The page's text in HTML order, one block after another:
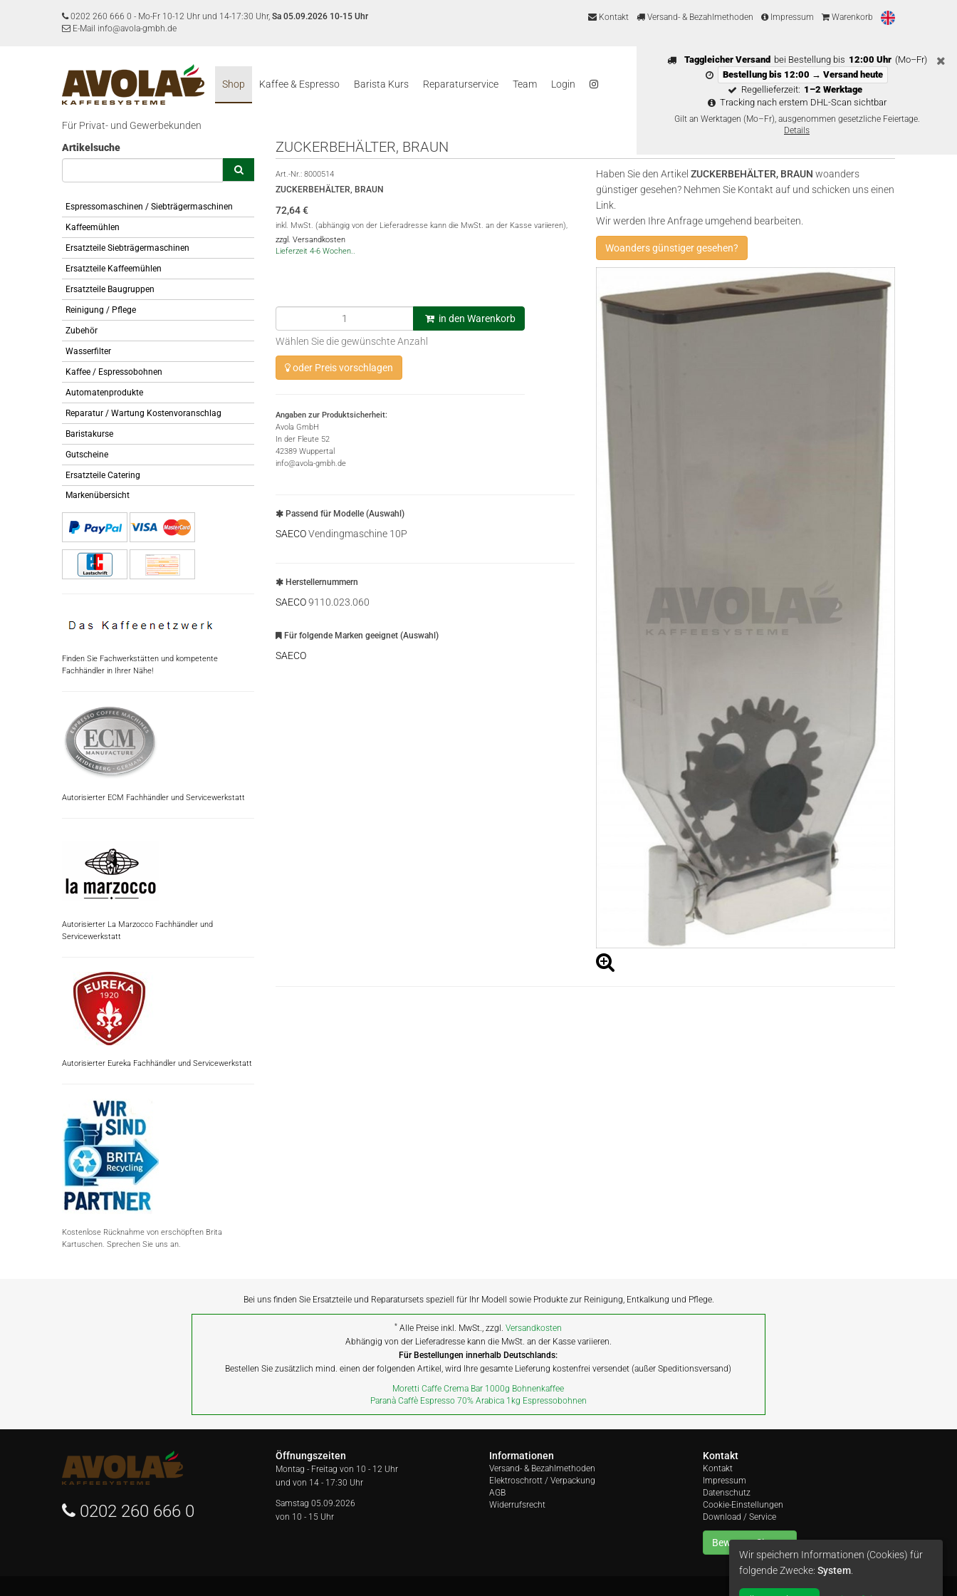
0202 260 666 0 - Mo-Fr 10-12 Uhr und 14-17:30 Uhr, Sa 05.09.2026 10-15 Uhr
E-Mail info@avola-gmbh.de
Kontakt Versand- & Bezahlmethoden Impressum Warenkorb
Taggleicher Versand bei Bestellung bis 12:00 Uhr (Mo–Fr)
Bestellung bis 12:00 → Versand heute
Regellieferzeit: 1–2 Werktage
Tracking nach erstem DHL-Scan sichtbar
Gilt an Werktagen (Mo–Fr), ausgenommen gesetzliche Feiertage.
Details
Shop Kaffee & Espresso Barista Kurs Reparaturservice Team Login
Für Privat- und Gewerbekunden
Artikelsuche
Espressomaschinen / Siebträgermaschinen
Kaffeemühlen
Ersatzteile Siebträgermaschinen
Ersatzteile Kaffeemühlen
Ersatzteile Baugruppen
Reinigung / Pflege
Zubehör
Wasserfilter
Kaffee / Espressobohnen
Automatenprodukte
Reparatur / Wartung Kostenvoranschlag
Baristakurse
Gutscheine
Ersatzteile Catering
Markenübersicht
Finden Sie Fachwerkstätten und kompetente
Fachhändler in Ihrer Nähe!
Autorisierter ECM Fachhändler und Servicewerkstatt
Autorisierter La Marzocco Fachhändler und
Servicewerkstatt
Autorisierter Eureka Fachhändler und Servicewerkstatt
Kostenlose Rücknahme von erschöpften Brita
Kartuschen. Sprechen Sie uns an.
ZUCKERBEHÄLTER, BRAUN
Art.-Nr.: 8000514
ZUCKERBEHÄLTER, BRAUN
72,64€
inkl. MwSt. (abhängig von der Lieferadresse kann die MwSt. an der Kasse variieren),
zzgl. Versandkosten
Lieferzeit 4-6 Wochen..
in den Warenkorb
Wählen Sie die gewünschte Anzahl
oder Preis vorschlagen
Angaben zur Produktsicherheit:
Avola GmbH
In der Fleute 52
42389 Wuppertal
info@avola-gmbh.de
Passend für Modelle (Auswahl)
SAECOVendingmaschine 10P
Herstellernummern
SAECO9110.023.060
Für folgende Marken geeignet (Auswahl)
SAECO
Haben Sie den Artikel ZUCKERBEHÄLTER, BRAUN woanders
günstiger gesehen? Nehmen Sie Kontakt auf und schicken uns einen
Link.
Wir werden Ihre Anfrage umgehend bearbeiten.
Woanders günstiger gesehen?
Bei uns finden Sie Ersatzteile und Reparatursets speziell für Ihr Modell sowie Produkte zur Reinigung, Entkalkung und Pflege.
* Alle Preise inkl. MwSt., zzgl.Versandkosten
Abhängig von der Lieferadresse kann die MwSt. an der Kasse variieren.
Für Bestellungen innerhalb Deutschlands:
Bestellen Sie zusätzlich mind. einen der folgenden Artikel, wird Ihre gesamte Lieferung kostenfrei versendet (außer Speditionsversand)
Moretti Caffe Crema Bar 1000g Bohnenkaffee
Paranà Caffè Espresso 70% Arabica 1kg Espressobohnen
0202 260 666 0
Öffnungszeiten
Montag - Freitag von 10 - 12 Uhr
und von 14 - 17:30 Uhr
Samstag 05.09.2026
von 10 - 15 Uhr
Informationen
Versand- & Bezahlmethoden
Elektroschrott / Verpackung
AGB
Widerrufsrecht
Kontakt
Kontakt
Impressum
Datenschutz
Cookie-Einstellungen
Download / Service
Bewerten Sie uns
Wir speichern Informationen (Cookies) für
folgende Zwecke: System